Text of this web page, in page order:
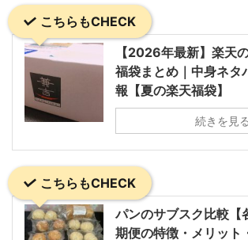
こちらもCHECK
【2026年最新】楽天
福袋まとめ｜中身ネタ
報【夏の楽天福袋】
続きを見る
こちらもCHECK
パンのサブスク比較【
期便の特徴・メリット